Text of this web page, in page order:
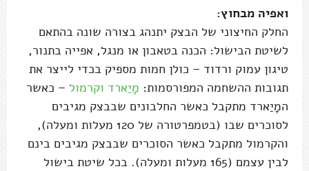
ואפיה מבחוץ:
החלק החיצוני של הבצק יתנהג בצורה שונה בהתאם
לשיטת הבישול: הכנה בטאבון או מנגל, אפייה בתנור,
טיגון עמוק ורדוד – כולן חמות מספיק בכדי לייצר את
תגובות ההשחמה המפורסמות: מָיַארד וקרמול – כאשר
המָיַארד מתקבל כאשר החלבונים שבבצק מגיבים
לסוכרים שבו (בטמפרטורה של 120 מעלות ומעלה),
והקרמול מתקבל כאשר הסוכרים שבבצק מגיבים בינם
לבין עצמם (165 מעלות ומעלה). בכל שיטת בישול